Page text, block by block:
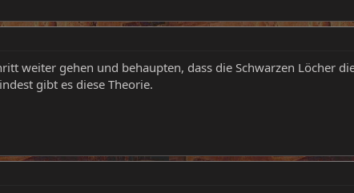
weiter gehen und behaupten, dass die Schwarzen Löcher
gibt es diese Theorie.